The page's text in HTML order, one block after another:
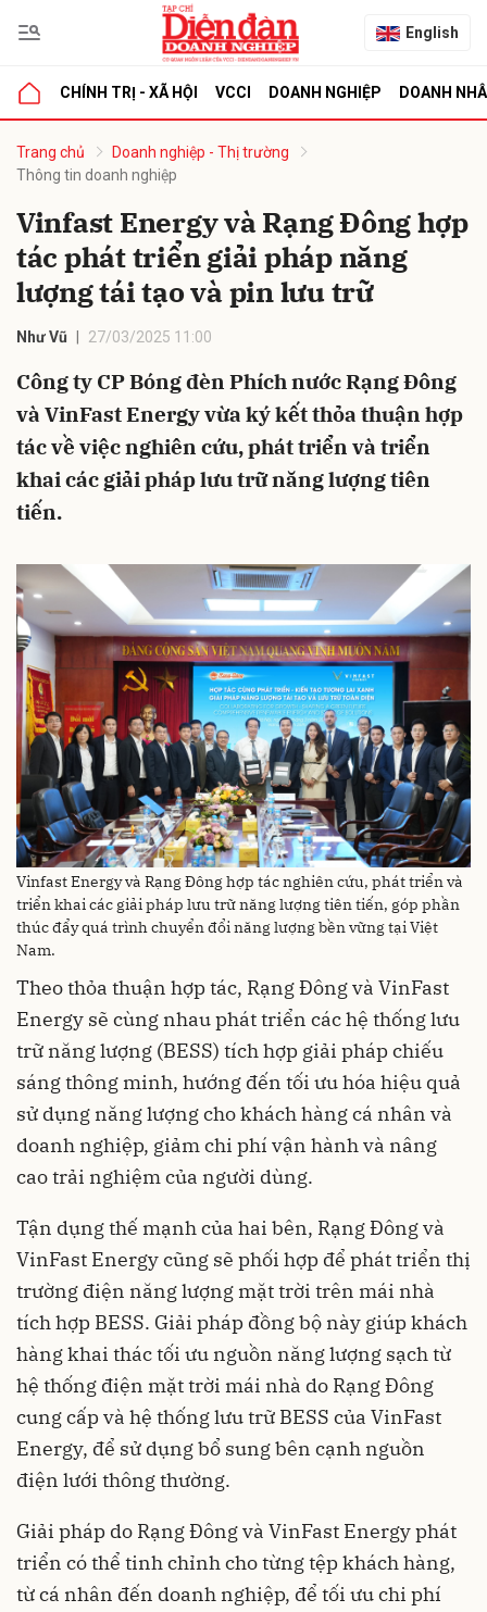
English
CHÍNH TRỊ - XÃ HỘI VCCI DOANH NGHIỆP DOANH
Trang chủ
Doanh nghiệp - Thị trường
Thông tin doanh nghiệp
Vinfast Energy và Rạng Đông hợp
tác phát triển giải pháp năng
lượng tái tạo và pin lưu trữ
Như Vũ 27/03/2025 11:00
Công ty CP Bóng đèn Phích nước Rạng Đông
và VinFast Energy vừa ký kết thỏa thuận hợp
tác về việc nghiên cứu, phát triển và triển
khai các giải pháp lưu trữ năng lượng tiên
tiến.
Vinfast Energy và Rạng Đông hợp tác nghiên cứu, phát triển và
triển khai các giải pháp lưu trữ năng lượng tiên tiến, góp phần
thúc đẩy quá trình chuyển đổi năng lượng bền vững tại Việt
Nam.
Theo thỏa thuận hợp tác, Rạng Đông và VinFast
Energy sẽ cùng nhau phát triển các hệ thống lưu
trữ năng lượng (BESS) tích hợp giải pháp chiếu
sáng thông minh, hướng đến tối ưu hóa hiệu quả
sử dụng năng lượng cho khách hàng cá nhân và
doanh nghiệp, giảm chi phí vận hành và nâng
cao trải nghiệm của người dùng.
Tận dụng thế mạnh của hai bên, Rạng Đông và
VinFast Energy cũng sẽ phối hợp để phát triển thị
trường điện năng lượng mặt trời trên mái nhà
tích hợp BESS. Giải pháp đồng bộ này giúp khách
hàng khai thác tối ưu nguồn năng lượng sạch từ
hệ thống điện mặt trời mái nhà do Rạng Đông
cung cấp và hệ thống lưu trữ BESS của VinFast
Energy, để sử dụng bổ sung bên cạnh nguồn
điện lưới thông thường.
Giải pháp do Rạng Đông và VinFast Energy phát
triển có thể tinh chỉnh cho từng tệp khách hàng,
từ cá nhân đến doanh nghiệp, để tối ưu chi phí
luận